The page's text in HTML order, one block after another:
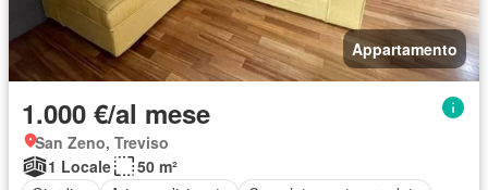
Appartamento
1.000 €/al mese
San Zeno, Treviso
1 Locale
50 m²